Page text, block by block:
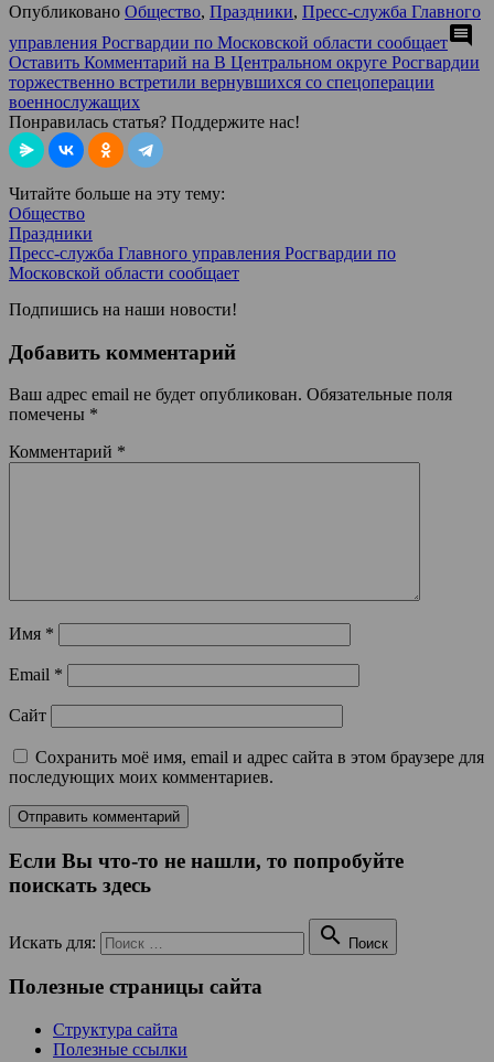
Опубликовано Общество, Праздники, Пресс-служба Главного
управления Росгвардии по Московской области сообщаетcomment
Оставить Комментарий на В Центральном округе Росгвардии
торжественно встретили вернувшихся со спецоперации
военнослужащих
Понравилась статья? Поддержите нас!
Читайте больше на эту тему:
Общество
Праздники
Пресс-служба Главного управления Росгвардии по
Московской области сообщает
Подпишись на наши новости!
Добавить комментарий
Ваш адрес email не будет опубликован. Обязательные поля
помечены *
Комментарий *
Имя *
Email *
Сайт
Сохранить моё имя, email и адрес сайта в этом браузере для
последующих моих комментариев.
Если Вы что-то не нашли, то попробуйте
поискать здесь
Искать для:  Поиск
Полезные страницы сайта
Структура сайта
Полезные ссылки